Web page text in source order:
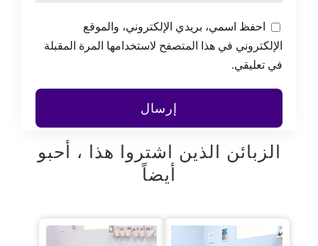
احفظ اسمي، بريدي الإلكتروني، والموقع
الإلكتروني في هذا المتصفح لاستخدامها المرة المقبلة
في تعليقي.
الزبائن الذين اشتروا هذا ، أحبو
أيضاً